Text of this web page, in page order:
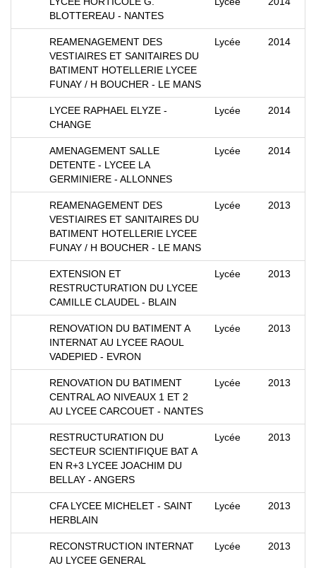
BLOTTEREAU - NANTES
REAMENAGEMENT DES
VESTIAIRES ET SANITAIRES DU
BATIMENT HOTELLERIE LYCEE
FUNAY / H BOUCHER - LE MANS
Lycée 2014
LYCEE RAPHAEL ELYZE -
CHANGE
Lycée 2014
AMENAGEMENT SALLE
DETENTE - LYCEE LA
GERMINIERE - ALLONNES
Lycée 2014
REAMENAGEMENT DES
VESTIAIRES ET SANITAIRES DU
BATIMENT HOTELLERIE LYCEE
FUNAY / H BOUCHER - LE MANS
Lycée 2013
EXTENSION ET
RESTRUCTURATION DU LYCEE
CAMILLE CLAUDEL - BLAIN
Lycée 2013
RENOVATION DU BATIMENT A
INTERNAT AU LYCEE RAOUL
VADEPIED - EVRON
Lycée 2013
RENOVATION DU BATIMENT
CENTRAL AO NIVEAUX 1 ET 2
AU LYCEE CARCOUET - NANTES
Lycée 2013
RESTRUCTURATION DU
SECTEUR SCIENTIFIQUE BAT A
EN R+3 LYCEE JOACHIM DU
BELLAY - ANGERS
Lycée 2013
CFA LYCEE MICHELET - SAINT
HERBLAIN
Lycée 2013
RECONSTRUCTION INTERNAT
AU LYCEE GENERAL
Lycée 2013